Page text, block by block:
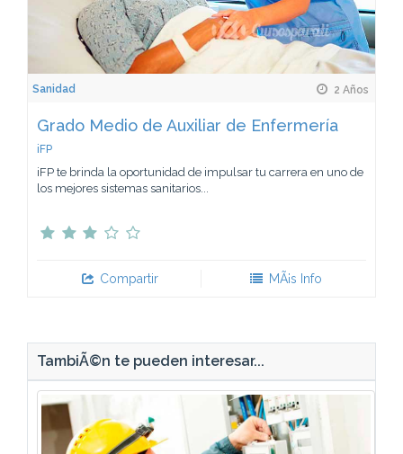
Sanidad 2 Años
Grado Medio de Auxiliar de Enfermería
iFP
iFP te brinda la oportunidad de impulsar tu carrera en uno de
los mejores sistemas sanitarios...
Compartir MÃ¡s Info
TambiÃ©n te pueden interesar...